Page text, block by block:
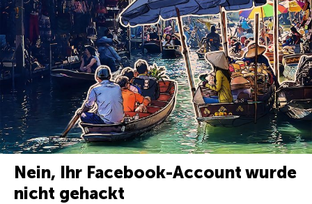
Nein, Ihr Facebook-Account wurde
nicht gehackt